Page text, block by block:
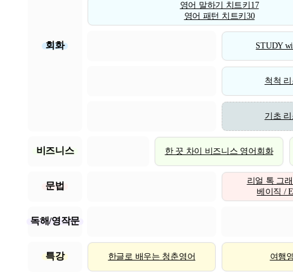
회화
영어 말하기 치트키17
영어 패턴 치트키30
STUDY
척척 리
기초 리
비즈니스 한 끗 차이 비즈니스 영어회화
문법
리얼 톡 그
베이직 /
독해/영작문
특강 한글로 배우는 청춘영어 여행